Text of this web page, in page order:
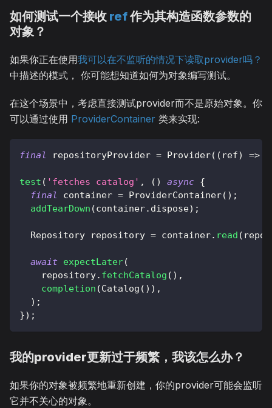
如何测试一个接收 ref作为其构造函数参数的
对象？
如果你正在使用我可以在不监听的情况下读取provider吗？
中描述的模式， 你可能想知道如何为对象编写测试。
在这个场景中，考虑直接测试provider而不是原始对象。你
可以通过使用 ProviderContainer 类来实现:
final repositoryProvider = Provider( ( ref) =>
test ( 'fetches catalog' , ( ) async {
final
container = ProviderContainer( ) ;
addTearDown (container. dispose) ;
Repository repository = container. read (
await expectLater(
    repository
. fetchCatalog ( ) ,
completion (Catalog ( ) ) ,
) ;
}) ;
我的provider更新过于频繁，我该怎么办？
如果你的对象被频繁地重新创建，你的provider可能会监听
它并不关心的对象。